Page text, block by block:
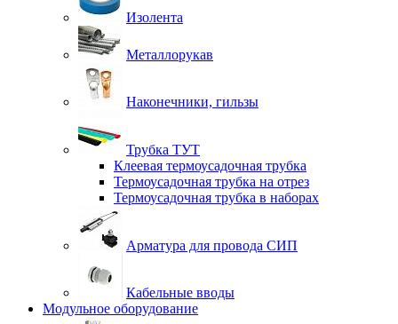
Изолента
Металлорукав
Наконечники, гильзы
Трубка ТУТ
Клеевая термоусадочная трубка
Термоусадочная трубка на отрез
Термоусадочная трубка в наборах
Арматура для провода СИП
Кабельные вводы
Модульное оборудование